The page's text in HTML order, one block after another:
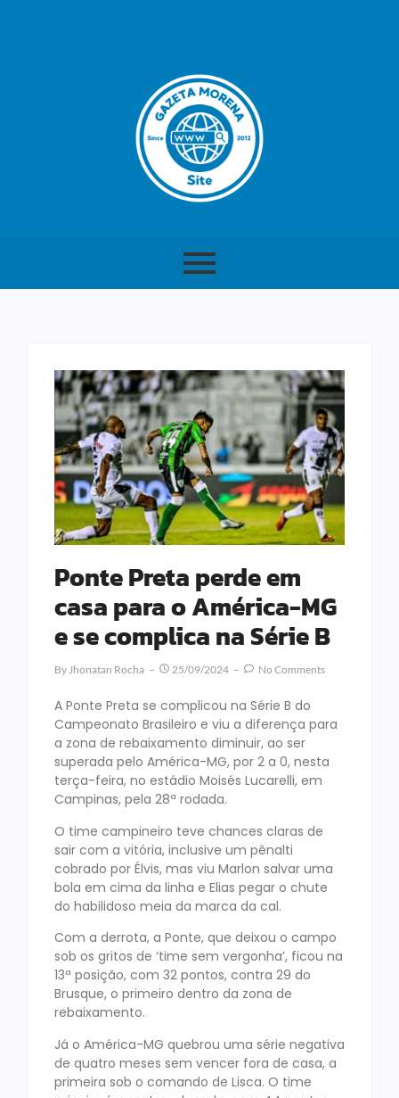
Ponte Preta perde em
casa para o América-MG
e se complica na Série B
ByJhonatan Rocha 25/09/2024 No Comments
A Ponte Preta se complicou na Série B do
Campeonato Brasileiro e viu a diferença para
a zona de rebaixamento diminuir, ao ser
superada pelo América-MG, por 2 a 0, nesta
terça-feira, no estádio Moisés Lucarelli, em
Campinas, pela 28ª rodada.
O time campineiro teve chances claras de
sair com a vitória, inclusive um pênalti
cobrado por Élvis, mas viu Marlon salvar uma
bola em cima da linha e Elias pegar o chute
do habilidoso meia da marca da cal.
Com a derrota, a Ponte, que deixou o campo
sob os gritos de ‘time sem vergonha’, ficou na
13ª posição, com 32 pontos, contra 29 do
Brusque, o primeiro dentro da zona de
rebaixamento.
Já o América-MG quebrou uma série negativa
de quatro meses sem vencer fora de casa, a
primeira sob o comando de Lisca. O time